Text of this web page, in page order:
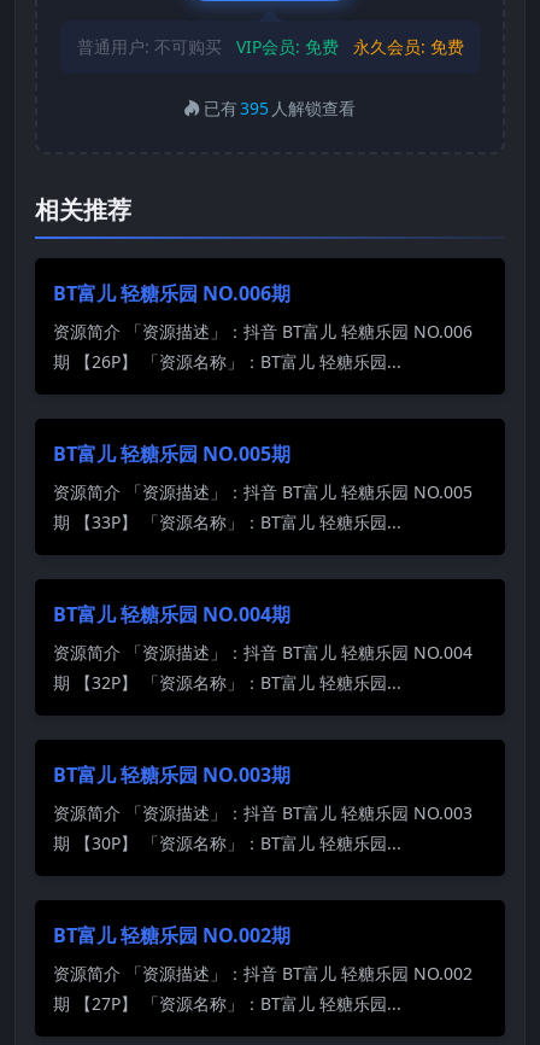
普通用户: 不可购买 VIP会员: 免费 永久会员: 免费
已有395 人解锁查看
相关推荐
BT富儿 轻糖乐园 NO.006期
资源简介 「资源描述」：抖音 BT富儿 轻糖乐园 NO.006
期 【26P】 「资源名称」：BT富儿 轻糖乐园...
BT富儿 轻糖乐园 NO.005期
资源简介 「资源描述」：抖音 BT富儿 轻糖乐园 NO.005
期 【33P】 「资源名称」：BT富儿 轻糖乐园...
BT富儿 轻糖乐园 NO.004期
资源简介 「资源描述」：抖音 BT富儿 轻糖乐园 NO.004
期 【32P】 「资源名称」：BT富儿 轻糖乐园...
BT富儿 轻糖乐园 NO.003期
资源简介 「资源描述」：抖音 BT富儿 轻糖乐园 NO.003
期 【30P】 「资源名称」：BT富儿 轻糖乐园...
BT富儿 轻糖乐园 NO.002期
资源简介 「资源描述」：抖音 BT富儿 轻糖乐园 NO.002
期 【27P】 「资源名称」：BT富儿 轻糖乐园...